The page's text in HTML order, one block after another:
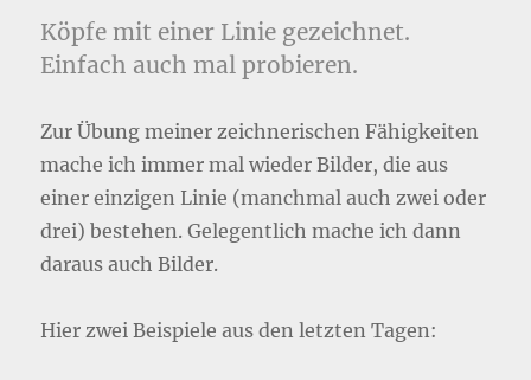
Köpfe mit einer Linie gezeichnet.
Einfach auch mal probieren.
Zur Übung meiner zeichnerischen Fähigkeiten
mache ich immer mal wieder Bilder, die aus
einer einzigen Linie (manchmal auch zwei oder
drei) bestehen. Gelegentlich mache ich dann
daraus auch Bilder.
Hier zwei Beispiele aus den letzten Tagen: